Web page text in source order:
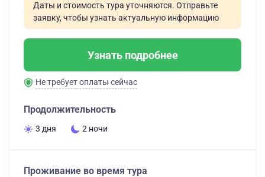
Даты и стоимость тура уточняются. Отправьте
заявку, чтобы узнать актуальную информацию
Узнать подробнее
Не требует оплаты сейчас
Продолжительность
3 дня 2 ночи
Проживание во время тура